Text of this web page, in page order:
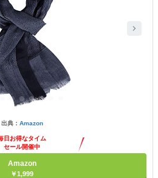
出典： Amazon
日お得なタイム
セール開催中
Amazon
￥1,999